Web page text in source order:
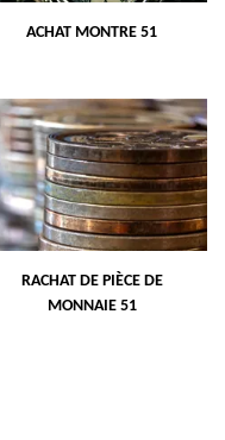
ACHAT MONTRE 51
RACHAT DE PIÈCE DE
MONNAIE 51